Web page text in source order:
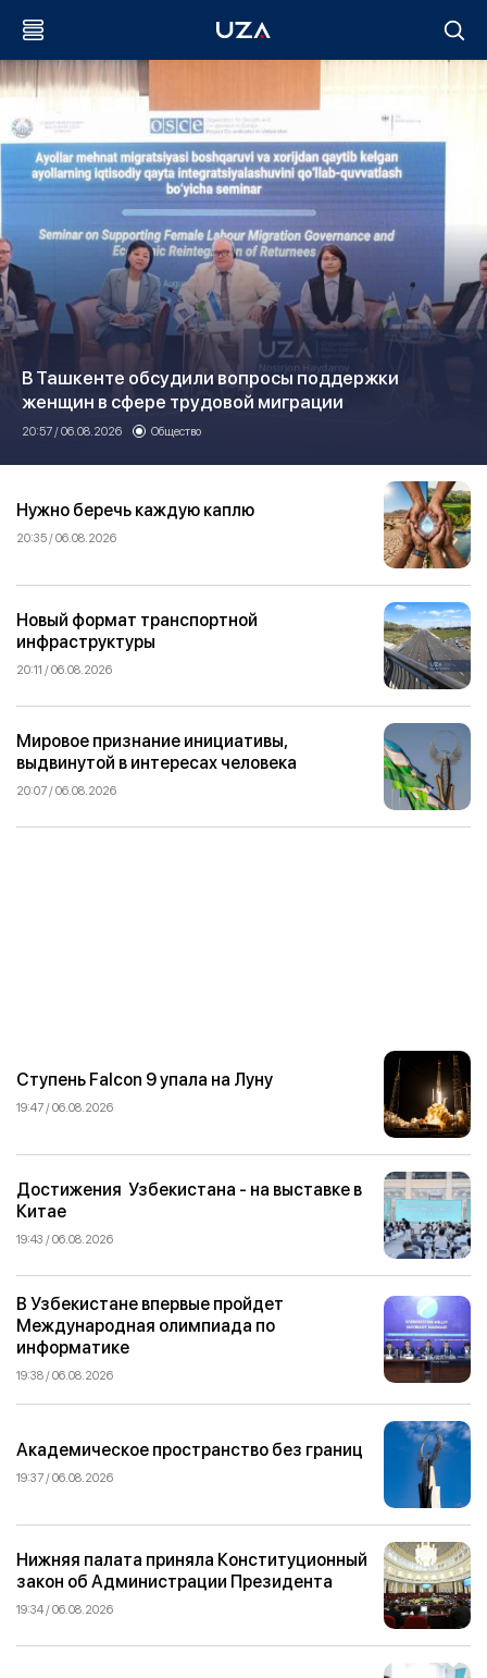
В Ташкенте обсудили вопросы поддержки
женщин в сфере трудовой миграции
20:57 / 06.08.2026 Общество
Нужно беречь каждую каплю
20:35 / 06.08.2026
Новый формат транспортной
инфраструктуры
20:11 / 06.08.2026
Мировое признание инициативы,
выдвинутой в интересах человека
20:07 / 06.08.2026
Ступень Falcon 9 упала на Луну
19:47 / 06.08.2026
Достижения Узбекистана - на выставке в
Китае
19:43 / 06.08.2026
В Узбекистане впервые пройдет
Международная олимпиада по
информатике
19:38 / 06.08.2026
Академическое пространство без границ
19:37 / 06.08.2026
Нижняя палата приняла Конституционный
закон об Администрации Президента
19:34 / 06.08.2026